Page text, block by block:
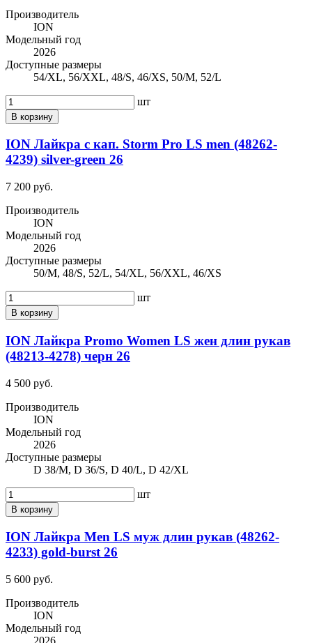
Производитель
ION
Модельный год
2026
Доступные размеры
54/XL, 56/XXL, 48/S, 46/XS, 50/M, 52/L
шт
В корзину
ION Лайкра с кап. Storm Pro LS men (48262-
4239) silver-green 26
7 200 руб.
Производитель
ION
Модельный год
2026
Доступные размеры
50/M, 48/S, 52/L, 54/XL, 56/XXL, 46/XS
шт
В корзину
ION Лайкра Promo Women LS жен длин рукав
(48213-4278) черн 26
4 500 руб.
Производитель
ION
Модельный год
2026
Доступные размеры
D 38/M, D 36/S, D 40/L, D 42/XL
шт
В корзину
ION Лайкра Men LS муж длин рукав (48262-
4233) gold-burst 26
5 600 руб.
Производитель
ION
Модельный год
2026